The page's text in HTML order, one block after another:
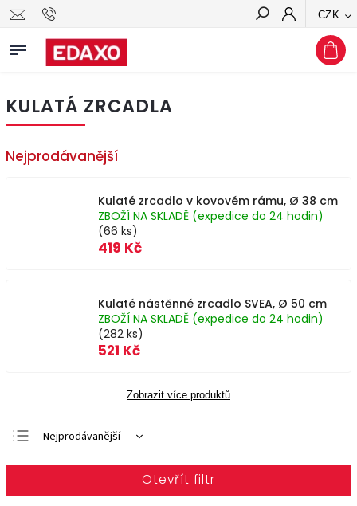
CZK
Hledat
KULATÁ ZRCADLA
Nejprodávanější
Kulaté zrcadlo v kovovém rámu, Ø 38 cm
ZBOŽÍ NA SKLADĚ (expedice do 24 hodin)
(66 ks)
419 Kč
Kulaté nástěnné zrcadlo SVEA, Ø 50 cm
ZBOŽÍ NA SKLADĚ (expedice do 24 hodin)
(282 ks)
521 Kč
Zobrazit více produktů
Doporučujeme
Nejprodávanější
Otevřít filtr